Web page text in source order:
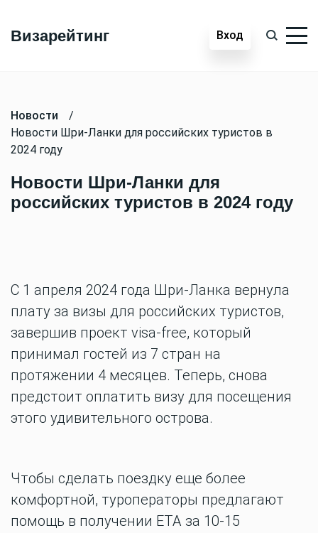
Визарейтинг Вход
Новости
/
Новости Шри-Ланки для российских туристов в
2024 году
Новости Шри-Ланки для
российских туристов в 2024 году
С 1 апреля 2024 года Шри-Ланка вернула
плату за визы для российских туристов,
завершив проект visa-free, который
принимал гостей из 7 стран на
протяжении 4 месяцев. Теперь, снова
предстоит оплатить визу для посещения
этого удивительного острова.
Чтобы сделать поездку еще более
комфортной, туроператоры предлагают
помощь в получении ЕТА за 10-15